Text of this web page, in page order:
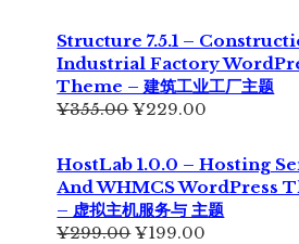
Structure 7.5.1 –
Industrial Factory
Theme – 建筑工业工厂主题
¥355.00原
为：
¥355.00。
¥229.00
格
为：
¥229.00。
HostLab 1.0.0 – Hosting
And WHMCS WordPress
– 虚拟主机服务与 主题
¥299.00原
¥199.00